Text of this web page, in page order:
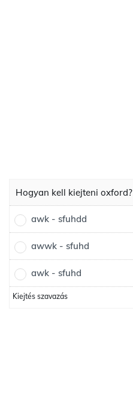
Hogyan kell kiejteni oxford?
awk - sfuhdd
awwk - sfuhd
awk - sfuhd
Kiejtés szavazás